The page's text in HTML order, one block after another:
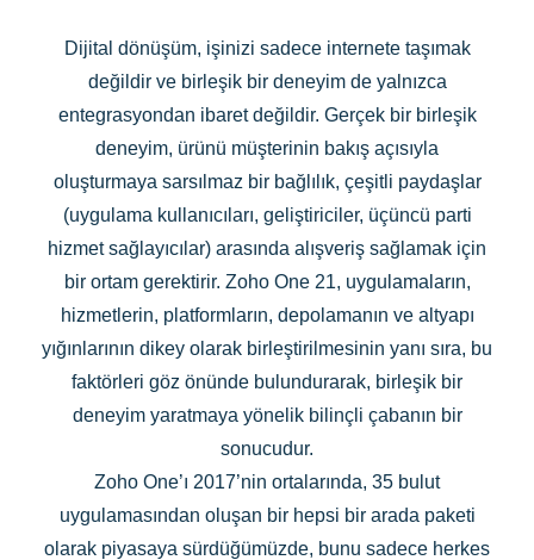
Dijital dönüşüm, işinizi sadece internete taşımak
değildir ve birleşik bir deneyim de yalnızca
entegrasyondan ibaret değildir. Gerçek bir birleşik
deneyim, ürünü müşterinin bakış açısıyla
oluşturmaya sarsılmaz bir bağlılık, çeşitli paydaşlar
(uygulama kullanıcıları, geliştiriciler, üçüncü parti
hizmet sağlayıcılar) arasında alışveriş sağlamak için
bir ortam gerektirir. Zoho One 21, uygulamaların,
hizmetlerin, platformların, depolamanın ve altyapı
yığınlarının dikey olarak birleştirilmesinin yanı sıra, bu
faktörleri göz önünde bulundurarak, birleşik bir
deneyim yaratmaya yönelik bilinçli çabanın bir
sonucudur.
Zoho One’ı 2017’nin ortalarında, 35 bulut
uygulamasından oluşan bir hepsi bir arada paketi
olarak piyasaya sürdüğümüzde, bunu sadece herkes